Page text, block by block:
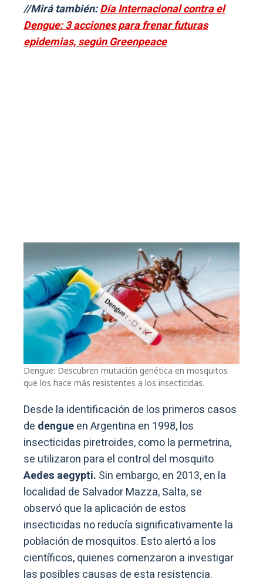
//Mirá también:Día Internacional contra el
Dengue: 3 acciones para frenar futuras
epidemias, según Greenpeace
Dengue: Descubren mutación genética en mosquitos
que los hace más resistentes a los insecticidas.
Desde la identificación de los primeros casos
de dengueen Argentina en 1998, los
insecticidas piretroides, como la permetrina,
se utilizaron para el control del mosquito
Aedes aegypti. Sin embargo, en 2013, en la
localidad de Salvador Mazza, Salta, se
observó que la aplicación de estos
insecticidas no reducía significativamente la
población de mosquitos. Esto alertó a los
científicos, quienes comenzaron a investigar
las posibles causas de esta resistencia.